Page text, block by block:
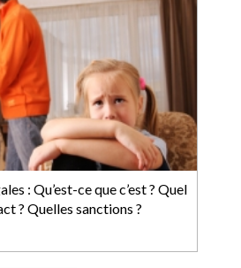
: Qu’est-ce que c’est ? Quel
? Quelles sanctions ?